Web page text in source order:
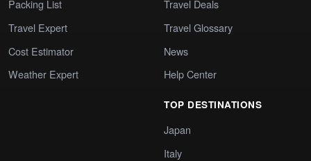
Packing List
Travel Expert
Cost Estimator
Weather Expert
Travel Deals
Travel Glossary
News
Help Center
TOP DESTINATIONS
Japan
Italy